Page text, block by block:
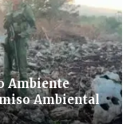
Ambiente
Ambiental